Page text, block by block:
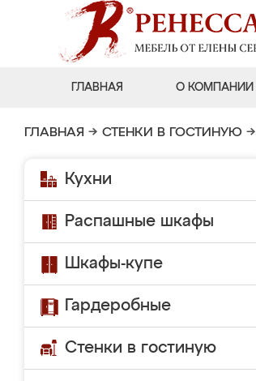
ГЛАВНАЯ О КОМПАНИИ
ГЛАВНАЯ → СТЕНКИ В ГОСТИНУЮ →
Кухни
Распашные шкафы
Шкафы-купе
Гардеробные
Стенки в гостиную